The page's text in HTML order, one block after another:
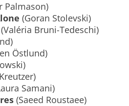
Palmason)
(Goran Stolevski)
(Valéria Bruni-Tedeschi)
Östlund)
Samani)
(Saeed Roustaee)